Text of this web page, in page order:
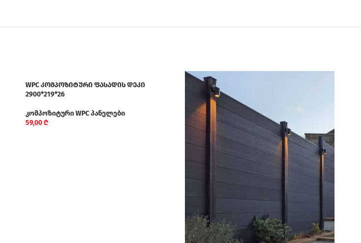
WPC კომპოზიტური ფასადის დეკი
2900*219*26
კომპოზიტური WPC პანელები
59,00₾